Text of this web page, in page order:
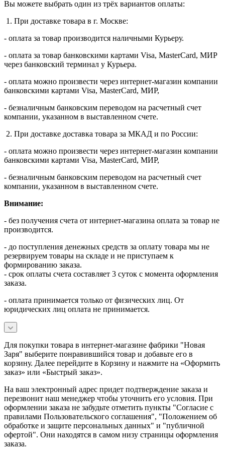
Вы можете выбрать один из трёх вариантов оплаты:
1. При доставке товара в г. Москве:
- оплата за товар производится наличными Курьеру.
- оплата за товар банковскими картами Visa, MasterСard, МИР
через банковский терминал у Курьера.
- оплата можно произвести через интернет-магазин компании
банковскими картами Visa, MasterСard, МИР,
- безналичным банковским переводом на расчетный счет
компании, указанном в выставленном счете.
2. При доставке доставка товара за МКАД и по России:
- оплата можно произвести через интернет-магазин компании
банковскими картами Visa, MasterСard, МИР,
- безналичным банковским переводом на расчетный счет
компании, указанном в выставленном счете.
Внимание:
- без получения счета от интернет-магазина оплата за товар не
производится.
- до поступления денежных средств за оплату товара мы не
резервируем товары на складе и не приступаем к
формированию заказа.
- срок оплаты счета составляет 3 суток с момента оформления
заказа.
- оплата принимается только от физических лиц. От
юридических лиц оплата не принимается.
Для покупки товара в интернет-магазине фабрики "Новая
Заря" выберите понравившийся товар и добавьте его в
корзину. Далее перейдите в Корзину и нажмите на «Оформить
заказ» или «Быстрый заказ».
На ваш электронный адрес придет подтверждение заказа и
перезвонит наш менеджер чтобы уточнить его условия. При
оформлении заказа не забудьте отметить пункты "Согласие с
правилами Пользовательского соглашения", "Положением об
обработке и защите персональных данных" и "публичной
офертой". Они находятся в самом низу страницы оформления
заказа.